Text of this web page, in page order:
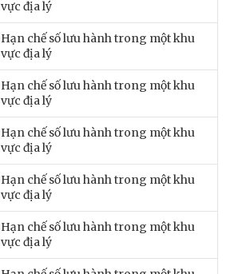
vực địa lý
Hạn chế số lưu hành trong một khu
vực địa lý
Hạn chế số lưu hành trong một khu
vực địa lý
Hạn chế số lưu hành trong một khu
vực địa lý
Hạn chế số lưu hành trong một khu
vực địa lý
Hạn chế số lưu hành trong một khu
vực địa lý